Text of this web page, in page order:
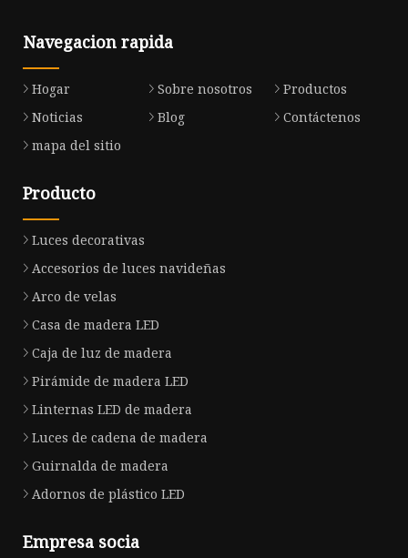
Navegacion rapida
Hogar Sobre nosotros
Productos
Noticias
Blog
Contáctenos
mapa del sitio
Producto
Luces decorativas
Accesorios de luces navideñas
Arco de velas
Casa de madera LED
Caja de luz de madera
Pirámide de madera LED
Linternas LED de madera
Luces de cadena de madera
Guirnalda de madera
Adornos de plástico LED
Empresa socia